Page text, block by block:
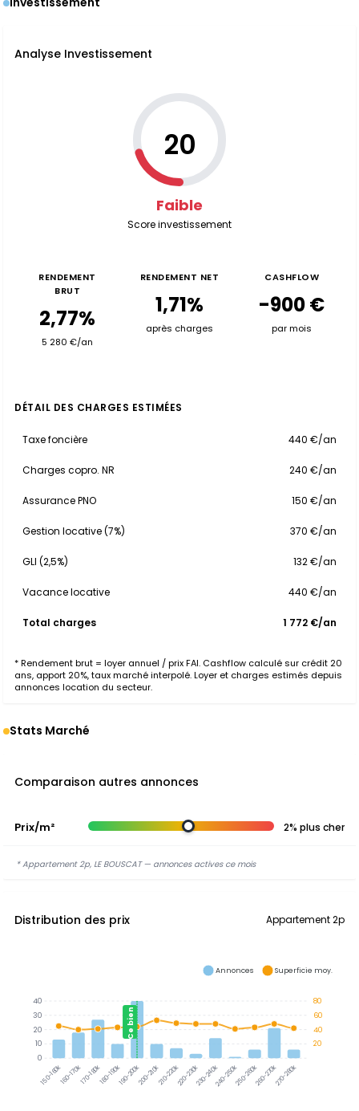
Analyse Investissement
20
Faible
Score investissement
RENDEMENT
BRUT
2,77%
5 280 €/an
RENDEMENT NET
1,71%
après charges
CASHFLOW
-900 €
par mois
DÉTAIL DES CHARGES ESTIMÉES
Taxe foncière 440 €/an
Charges copro. NR 240 €/an
Assurance PNO 150 €/an
Gestion locative (7%) 370 €/an
GLI (2,5%) 132 €/an
Vacance locative 440 €/an
Total charges 1 772 €/an
* Rendement brut = loyer annuel / prix FAI. Cashflow calculé sur crédit 20
ans, apport 20%, taux marché interpolé. Loyer et charges estimés depuis
annonces location du secteur.
Stats Marché
Comparaison autres annonces
Prix/m² 2% plus cher
* Appartement 2p, LE BOUSCAT — annonces actives ce mois
Distribution des prix Appartement 2p
150-160k160-170k170-180k180-190k190-200k200-210k210-220k220-230k230-240k240-250k250-260k260-270k270-280k
Ce bien
80
60
40
20
40
30
20
10
0
Annonces Superficie moy.